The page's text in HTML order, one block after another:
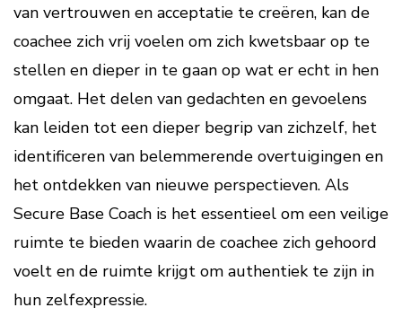
van vertrouwen en acceptatie te creëren, kan de
coachee zich vrij voelen om zich kwetsbaar op te
stellen en dieper in te gaan op wat er echt in hen
omgaat. Het delen van gedachten en gevoelens
kan leiden tot een dieper begrip van zichzelf, het
identificeren van belemmerende overtuigingen en
het ontdekken van nieuwe perspectieven. Als
Secure Base Coach is het essentieel om een veilige
ruimte te bieden waarin de coachee zich gehoord
voelt en de ruimte krijgt om authentiek te zijn in
hun zelfexpressie.